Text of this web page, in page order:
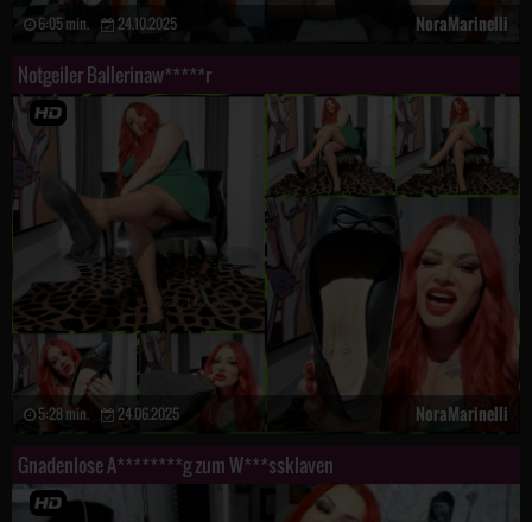
6:05 min. 24.10.2025 NoraMarinelli
Notgeiler Ballerinaw*****r
5:28 min. 24.06.2025 NoraMarinelli
Gnadenlose A********g zum W***ssklaven